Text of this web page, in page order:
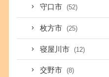
守口市 (52)
枚方市 (25)
寝屋川市 (12)
交野市 (8)